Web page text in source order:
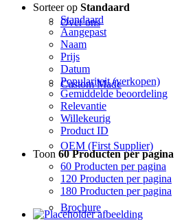
Over ons
Custom Made
OEM (First Supplier)
Brochure
Sorteer op Standaard
Standaard
Aangepast
Naam
Prijs
Datum
Populariteit (verkopen)
Gemiddelde beoordeling
Relevantie
Willekeurig
Product ID
Toon 60 Producten per pagina
60 Producten per pagina
120 Producten per pagina
180 Producten per pagina